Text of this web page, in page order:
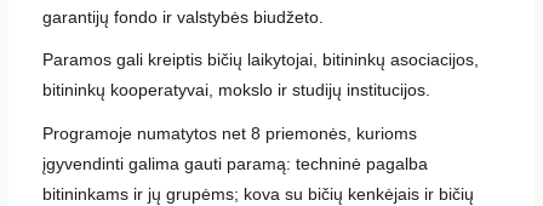
garantijų fondo ir valstybės biudžeto.
Paramos gali kreiptis bičių laikytojai, bitininkų asociacijos,
bitininkų kooperatyvai, mokslo ir studijų institucijos.
Programoje numatytos net 8 priemonės, kurioms
įgyvendinti galima gauti paramą: techninė pagalba
bitininkams ir jų grupėms; kova su bičių kenkėjais ir bičių